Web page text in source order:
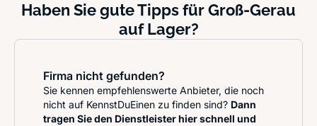
Haben Sie gute Tipps für Groß-Gerau
auf Lager?
Firma nicht gefunden?
Sie kennen empfehlenswerte Anbieter, die noch
nicht auf KennstDuEinen zu finden sind? Dann
tragen Sie den Dienstleister hier schnell und